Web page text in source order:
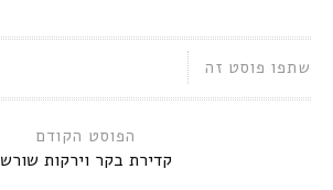
חדש)
שתפו פוסט זה
הפוסט הקודם
קדירת בקר וירקות שורש